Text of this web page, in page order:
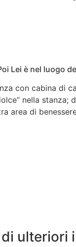
Lei è nel luogo
con cabina di
nella
area di
ulteriori